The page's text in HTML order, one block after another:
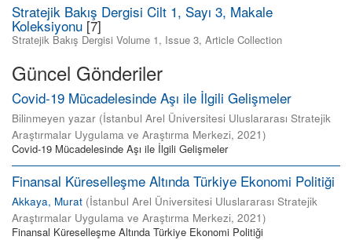
Stratejik Bakış Dergisi Cilt 1, Sayı 3, Makale
Koleksiyonu [7]
Stratejik Bakış Dergisi Volume 1, Issue 3, Article Collection
Güncel Gönderiler
Covid-19 Mücadelesinde Aşı ile İlgili Gelişmeler
Bilinmeyen yazar (İstanbul Arel Üniversitesi Uluslararası Stratejik
Araştırmalar Uygulama ve Araştırma Merkezi, 2021)
Covid-19 Mücadelesinde Aşı ile İlgili Gelişmeler
Finansal Küreselleşme Altında Türkiye Ekonomi Politiği
Akkaya, Murat (İstanbul Arel Üniversitesi Uluslararası Stratejik
Araştırmalar Uygulama ve Araştırma Merkezi, 2021)
Finansal Küreselleşme Altında Türkiye Ekonomi Politiği